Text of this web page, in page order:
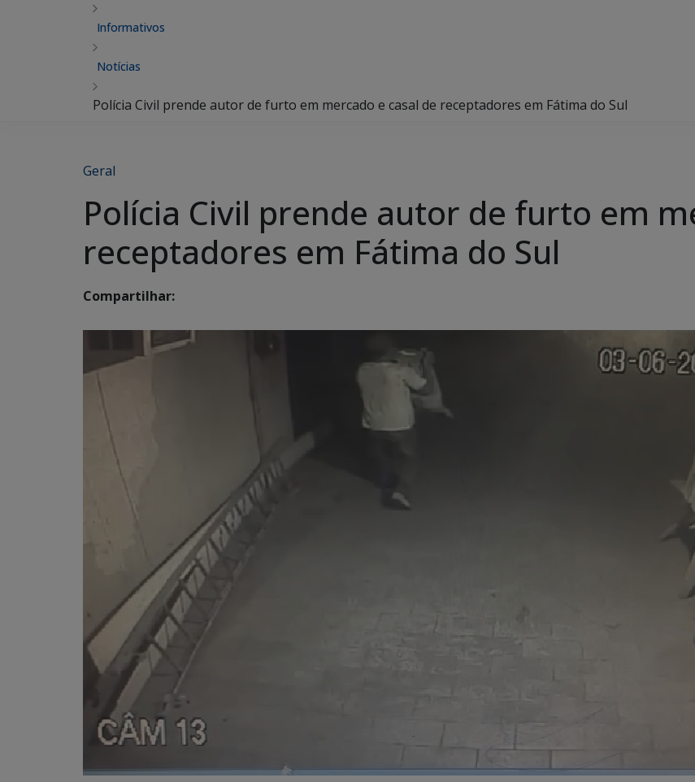
Informativos
Notícias
Polícia Civil prende autor de furto em mercado e casal de receptadores em Fátima do Sul
Geral
Polícia Civil prende autor de furto em
receptadores em Fátima do Sul
Compartilhar: